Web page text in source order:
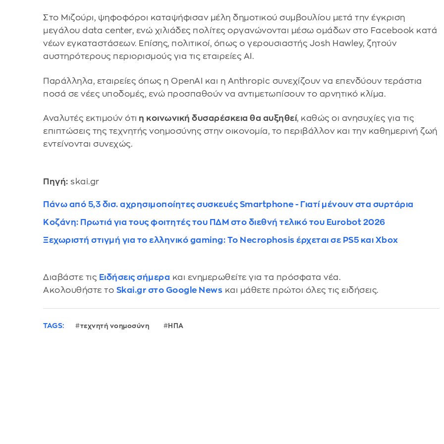
Στο Μιζούρι, ψηφοφόροι καταψήφισαν μέλη δημοτικού συμβουλίου μετά την έγκριση
μεγάλου data center, ενώ χιλιάδες πολίτες οργανώνονται μέσω ομάδων στο Facebook κατά
νέων εγκαταστάσεων. Επίσης, πολιτικοί, όπως ο γερουσιαστής Josh Hawley, ζητούν
αυστηρότερους περιορισμούς για τις εταιρείες AI.
Παράλληλα, εταιρείες όπως η OpenAI και η Anthropic συνεχίζουν να επενδύουν τεράστια
ποσά σε νέες υποδομές, ενώ προσπαθούν να αντιμετωπίσουν το αρνητικό κλίμα.
Αναλυτές εκτιμούν ότι η κοινωνική δυσαρέσκεια θα αυξηθεί, καθώς οι ανησυχίες για τις
επιπτώσεις της τεχνητής νοημοσύνης στην οικονομία, το περιβάλλον και την καθημερινή ζωή
εντείνονται συνεχώς.
Πηγή: skai.gr
Πάνω από 5,3 δισ. αχρησιμοποίητες συσκευές Smartphone - Γιατί μένουν στα συρτάρια
Κοζάνη: Πρωτιά για τους φοιτητές του ΠΔΜ στο διεθνή τελικό του Eurobot 2026
Ξεχωριστή στιγμή για το ελληνικό gaming: Το Necrophosis έρχεται σε PS5 και Xbox
Διαβάστε τις Ειδήσεις σήμερα και ενημερωθείτε για τα πρόσφατα νέα.
Ακολουθήστε το Skai.gr στο Google News και μάθετε πρώτοι όλες τις ειδήσεις.
TAGS: τεχνητή νοημοσύνη ΗΠΑ